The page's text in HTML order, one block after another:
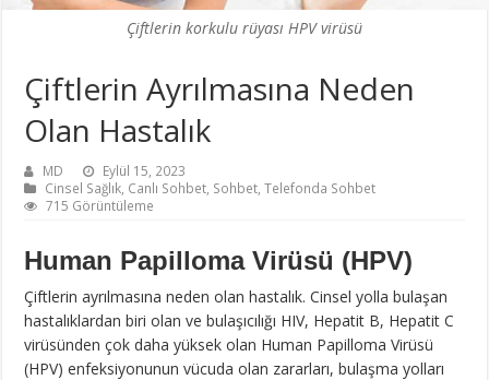
Çiftlerin korkulu rüyası HPV virüsü
Çiftlerin Ayrılmasına Neden
Olan Hastalık
MD
Eylül 15, 2023
Cinsel Sağlık Canlı Sohbet Sohbet ,Telefonda Sohbet
715 Görüntüleme
Human Papilloma Virüsü (HPV)
Çiftlerin ayrılmasına neden olan hastalık. Cinsel yolla bulaşan
hastalıklardan biri olan ve bulaşıcılığı HIV, Hepatit B, Hepatit C
virüsünden çok daha yüksek olan Human Papilloma Virüsü
(HPV) enfeksiyonunun vücuda olan zararları, bulaşma yolları